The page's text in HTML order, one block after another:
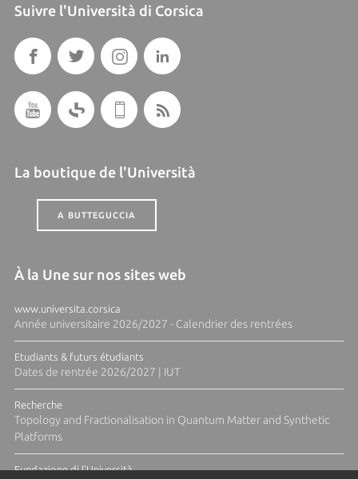
Suivre l'Università di Corsica
La boutique de l'Università
A BUTTEGUCCIA
À la Une sur nos sites web
www.universita.corsica
Année universitaire 2026/2027 - Calendrier des rentrées
Etudiants & futurs étudiants
Dates de rentrée 2026/2027 | IUT
Recherche
Topology and Fractionalisation in Quantum Matter and Synthetic
Platforms
Fundazione di l'Università